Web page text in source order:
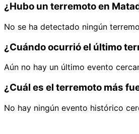
¿Hubo un terremoto en
No se ha detectado ningún
¿Cuándo ocurrió el último
Aún no hay un último evento
¿Cuál es el terremoto más
No hay ningún evento histórico